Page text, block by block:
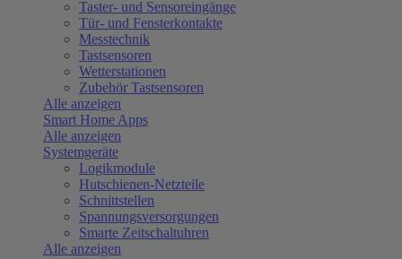
Taster- und Sensoreingänge
Tür- und Fensterkontakte
Messtechnik
Tastsensoren
Wetterstationen
Zubehör Tastsensoren
Alle anzeigen
Smart Home Apps
Alle anzeigen
Systemgeräte
Logikmodule
Hutschienen-Netzteile
Schnittstellen
Spannungsversorgungen
Smarte Zeitschaltuhren
Alle anzeigen